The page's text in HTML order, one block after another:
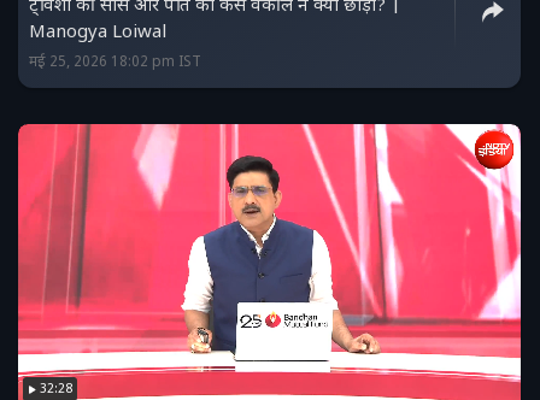
ट्विशा की सास और पति का केस वकील ने क्यों छोड़ा? |
Manogya Loiwal
मई 25, 2026 18:02 pm IST
32:28